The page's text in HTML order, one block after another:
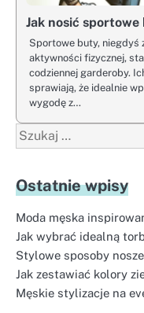
Jak nosić
Sportowe buty, niegdyś
aktywności fizycznej,
codziennej garderoby.
sprawiają, że idealnie
wygodę z…
Szukaj:
Ostatnie wpisy
Moda męska
Jak wybrać idealną
Stylowe sposoby
Jak zestawiać kolory
Męskie stylizacje na